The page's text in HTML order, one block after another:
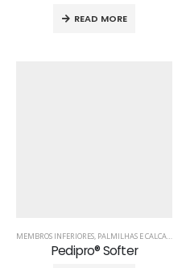
READ MORE
MEMBROS INFERIORES PALMILHAS E CALCANHEIRAS
Pedipro® Softer